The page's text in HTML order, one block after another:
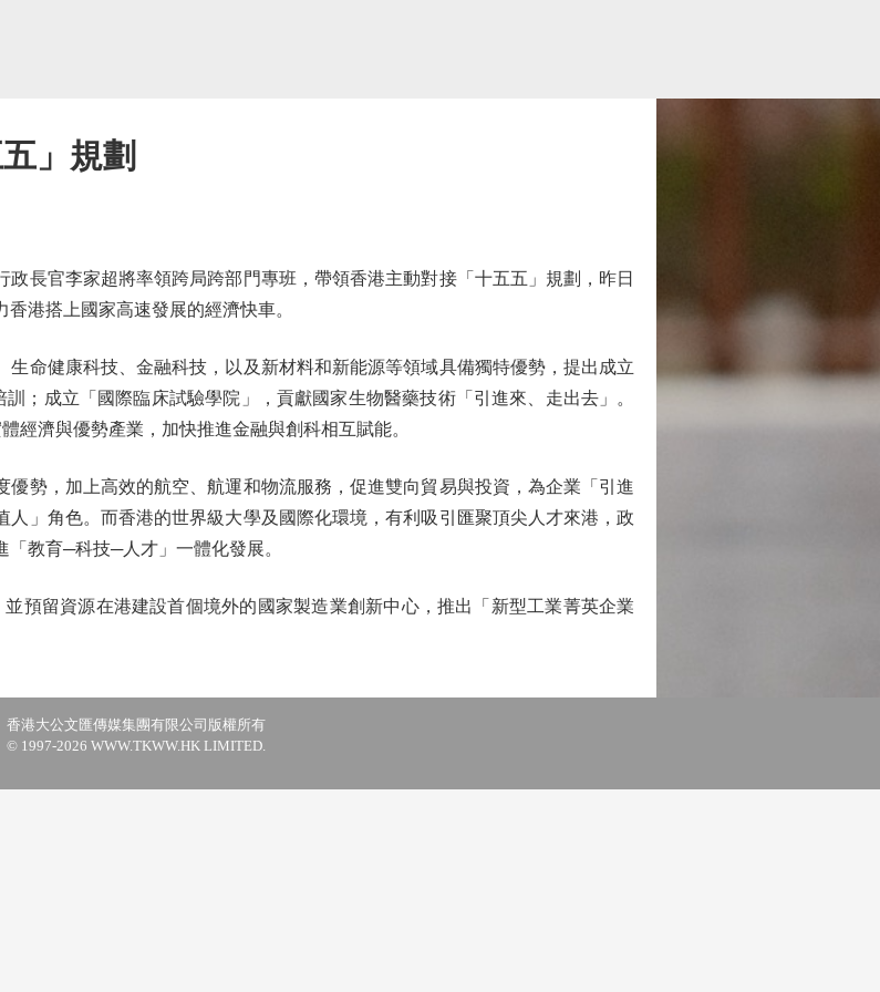
」規劃
官李家超將率領跨局跨部門專班，帶領香港主動對接「十五五」規劃，昨日
港搭上國家高速發展的經濟快車。
健康科技、金融科技，以及新材料和新能源等領域具備獨特優勢，提出成立
；成立「國際臨床試驗學院」，貢獻國家生物醫藥技術「引進來、走出去」。
經濟與優勢產業，加快推進金融與創科相互賦能。
勢，加上高效的航空、航運和物流服務，促進雙向貿易與投資，為企業「引進
」角色。而香港的世界級大學及國際化環境，有利吸引匯聚頂尖人才來港，政
教育─科技─人才」一體化發展。
留資源在港建設首個境外的國家製造業創新中心，推出「新型工業菁英企業
香港大公文匯傳媒集團有限公司版權所有
© 1997-2026 WWW.TKWW.HK LIMITED.